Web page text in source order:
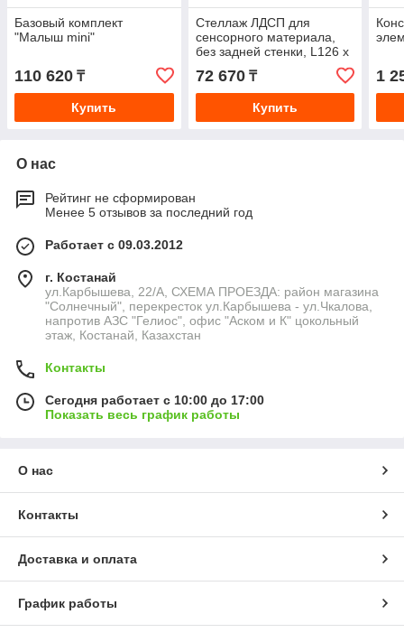
Базовый комплект
"Малыш mini"
110 620 ₸
Купить
Стеллаж ЛДСП для
сенсорного материала,
без задней стенки, L126 х
В33 х Н80 см.
72 670₸
Купить
1
О нас
Рейтинг не сформирован
Менее 5 отзывов за последний год
Работает с 09.03.2012
г. Костанай
ул.Карбышева, 22/А, СХЕМА ПРОЕЗДА: район магазина
"Солнечный", перекресток ул.Карбышева - ул.Чкалова,
напротив АЗС "Гелиос", офис "Аском и К" цокольный
этаж, Костанай, Казахстан
Контакты
Сегодня работает с 10:00 до 17:00
Показать весь график работы
О нас
Контакты
Доставка и оплата
График работы